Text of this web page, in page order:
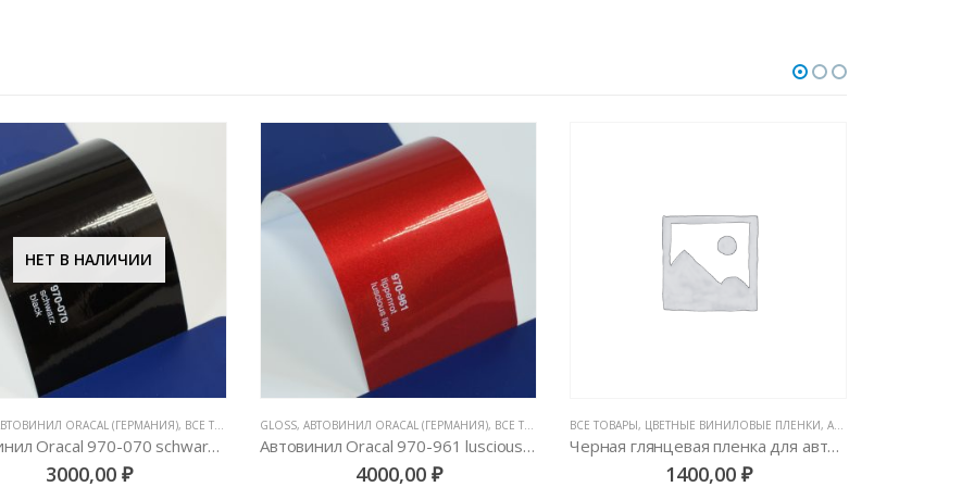
ВИНИЛОВЫЕ ПЛЕНКИ
НЕТ В НАЛИЧИИ
ORACAL (ГЕРМАНИЯ), ВСЕ ТОВАРЫ ЦВЕТНЫЕ ВИНИЛОВЫЕ ПЛЕНКИ
Автовинил Oracal 970-070 schwarz black – черный
3000,00 ₽
GLOSS, АВТОВИНИЛ ORACAL (ГЕРМАНИЯ), ВСЕ ТОВАРЫ ЦВЕТНЫЕ ВИНИЛОВЫЕ ПЛЕНКИ
Автовинил Oracal 970-961 luscious lips – красный, глянец
4000,00 ₽
ВСЕ ТОВАРЫ, ЦВЕТНЫЕ ВИНИЛОВЫЕ ПЛЕНКИ, АВТОВИНИЛ ORACAL (ГЕРМАНИЯ)
Черная глянцевая пленка для авто Oracal 551 1,26м
1400,00 ₽